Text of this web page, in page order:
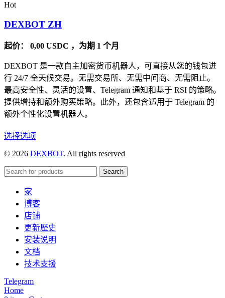
Hot
DEXBOT ZH
起价： 0,00 USDC ，为期 1 个月
DEXBOT 是一款自主加密货币机器人，可直接从您的钱包进
行 24/7 全天候交易。无需交易所、无需中间商、无需阻止。
最高安全性、灵活的设置、Telegram 通知和基于 RSI 的策略。
提供增持和额外购买策略。此外，还包含适用于 Telegram 的
额外个性化设置机器人。
选择选项本
品
有
变
体。
可
在
产
品
© 2026 DEXBOT. All rights reserved
Search
家
博客
店铺
更新歷史
安装说明
文档
技术支援
Telegram
Home